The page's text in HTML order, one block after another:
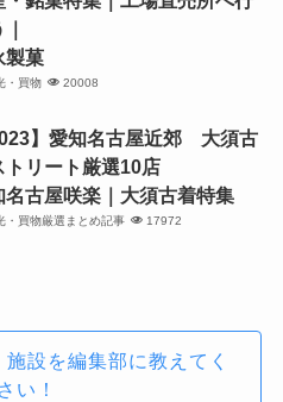
製菓
・買物 20008
】愛知名古屋近郊 大須古
トリート厳選10店
名古屋咲楽｜大須古着特集
・買物厳選まとめ記事 17972
設を編集部に教えてく
い！